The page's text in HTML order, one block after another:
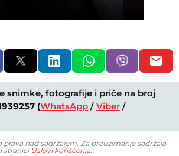
snimke, fotografije i priče na broj
(WhatsApp /Viber /
prava nad sadržajem. Za preuzimanje sadržaja
stranici Uslovi korišćenja.